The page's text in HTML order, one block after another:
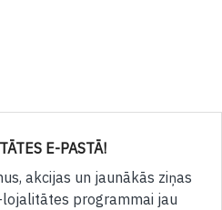
E-PASTĀ!
akcijas un jaunākās ziņas
programmai jau